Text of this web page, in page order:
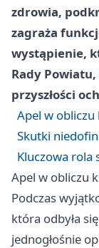
zdrowia,
zagraża
wystąpienie,
Rady
przyszłości
Apel w
Skutki
Kluczowa rola
Apel w obliczu
Podczas
która odbyła
jednogłośnie